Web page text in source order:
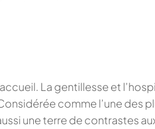
La gentillesse et
comme l’une des
une terre de contrastes